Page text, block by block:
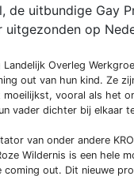
de uitbundige Gay
op
Overleg
out van hun kind. Ze
vooral als het
vader dichter bij elkaar
van onder andere
Wildernis is een hele
coming out. Dit nieuwe